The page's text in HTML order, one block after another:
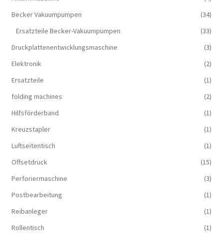
Becker Vakuumpumpen
(34)
Ersatzteile Becker-Vakuumpumpen
(33)
Druckplattenentwicklungsmaschine
(3)
Elektronik
(2)
Ersatzteile
(1)
folding machines
(2)
Hilfsförderband
(1)
Kreuzstapler
(1)
Luftseitentisch
(1)
Offsetdruck
(15)
Perforiermaschine
(3)
Postbearbeitung
(1)
Reibanleger
(1)
Rollentisch
(1)